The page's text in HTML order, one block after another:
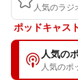
人気のラジ
ポッドキャス
人気の
人気のポ